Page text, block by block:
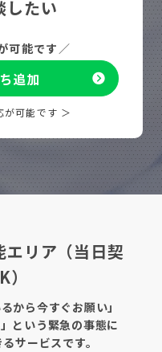
したい
可能です ／
追加
が可能です ＞
エリア（当日契
から今すぐお願い」
という緊急の事態に
サービスです。